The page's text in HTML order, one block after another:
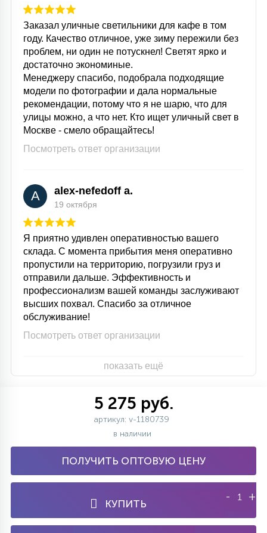
Заказал уличные светильники для кафе в том
году. Качество отличное, уже зиму пережили без
проблем, ни один не потускнел! Светят ярко и
достаточно экономиные.
Менеджеру спасибо, подобрала подходящие
модели по фотографии и дала нормальные
рекомендации, потому что я не шарю, что для
улицы можно, а что нет. Кто ищет уличный свет в
Москве - смело обращайтесь!
Посмотреть ответ организации
A alex-nefedoff a.
19 октября
Я приятно удивлен оперативностью вашего
склада. С момента прибытия меня оперативно
пропустили на территорию, погрузили груз и
отправили дальше. Эффективность и
профессионализм вашей команды заслуживают
высших похвал. Спасибо за отличное
обслуживание!
Посмотреть ответ организации
показать ещё
5 275 руб.
артикул: v-1180739
в наличии
ПОЛУЧИТЬ ОПТОВУЮ ЦЕНУ
КУПИТЬ
- +